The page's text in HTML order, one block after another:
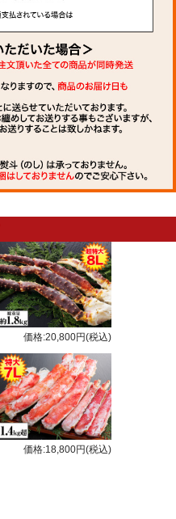
価格:20,800円(税込)
価格:18,800円(税込)